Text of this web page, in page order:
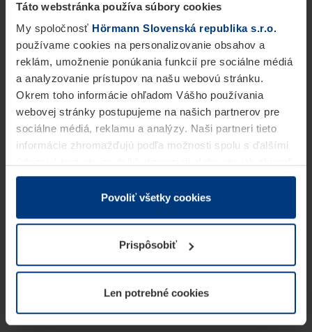
Táto webstránka používa súbory cookies
My spoločnosť Hörmann Slovenská republika s.r.o.
používame cookies na personalizovanie obsahov a
reklám, umožnenie ponúkania funkcií pre sociálne médiá
a analyzovanie prístupov na našu webovú stránku.
Okrem toho informácie ohľadom Vášho používania
webovej stránky postupujeme na našich partnerov pre
sociálne médiá, reklamu a analýzy. Naši partneri tieto
informácie zhromažďujú podľa možnosti spolu s ďalšími
v rámci Vášho využívania služieb.
Z právneho hľadiska môžeme cookies ukladať na Vašom
prevádzku tejto stránky. Pre všetky ostatné typy cookie
potrebujeme Vaše povolenie. Vaše povolenie môžete
kedykoľvek zmeniť alebo odvolať vo vysvetlení cookie
našej webovej stránky.
Povoliť všetky cookies
Prispôsobiť
Len potrebné cookies